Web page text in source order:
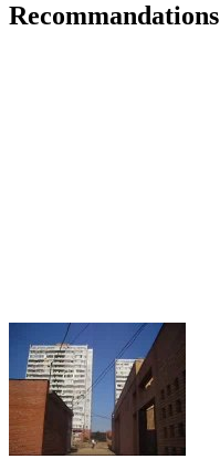
Recommandations